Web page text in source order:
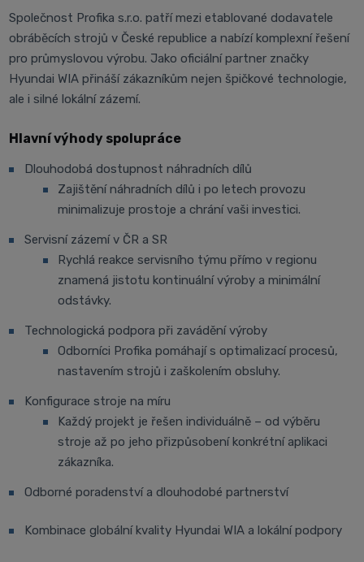
Společnost Profika s.r.o. patří mezi etablované dodavatele
obráběcích strojů v České republice a nabízí komplexní řešení
pro průmyslovou výrobu. Jako oficiální partner značky
Hyundai WIA přináší zákazníkům nejen špičkové technologie,
ale i silné lokální zázemí.
Hlavní výhody spolupráce
Dlouhodobá dostupnost náhradních dílů
Zajištění náhradních dílů i po letech provozu
minimalizuje prostoje a chrání vaši investici.
Servisní zázemí v ČR a SR
Rychlá reakce servisního týmu přímo v regionu
znamená jistotu kontinuální výroby a minimální
odstávky.
Technologická podpora při zavádění výroby
Odborníci Profika pomáhají s optimalizací procesů,
nastavením strojů i zaškolením obsluhy.
Konfigurace stroje na míru
Každý projekt je řešen individuálně – od výběru
stroje až po jeho přizpůsobení konkrétní aplikaci
zákazníka.
Odborné poradenství a dlouhodobé partnerství
Kombinace globální kvality Hyundai WIA a lokální podpory